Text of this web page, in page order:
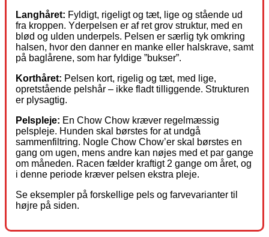
Langhåret: Fyldigt, rigeligt og tæt, lige og stående ud
fra kroppen. Yderpelsen er af ret grov struktur, med en
blød og ulden underpels. Pelsen er særlig tyk omkring
halsen, hvor den danner en manke eller halskrave, samt
på baglårene, som har fyldige ”bukser”.
Korthåret: Pelsen kort, rigelig og tæt, med lige,
opretstående pelshår – ikke fladt tilliggende. Strukturen
er plysagtig.
Pelspleje: En Chow Chow kræver regelmæssig
pelspleje. Hunden skal børstes for at undgå
sammenfiltring. Nogle Chow Chow’er skal børstes en
gang om ugen, mens andre kan nøjes med et par gange
om måneden. Racen fælder kraftigt 2 gange om året, og
i denne periode kræver pelsen ekstra pleje.
Se eksempler på forskellige pels og farvevarianter til
højre på siden.